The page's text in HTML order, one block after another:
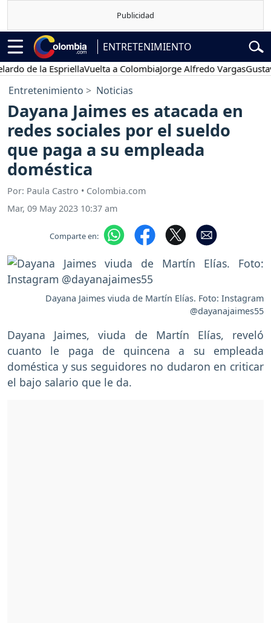
ENTRETENIMIENTO
la EspriellaVuelta a ColombiaJorge Alfredo VargasGustavo
Entretenimiento Noticias
Dayana Jaimes es atacada en
redes sociales por el sueldo
que paga a su empleada
doméstica
Por: Paula Castro • Colombia.com
Mar, 09 May 2023 10:37 am
Comparte en:
Dayana Jaimes viuda de Martín Elías. Foto: Instagram
@dayanajaimes55
Dayana Jaimes, viuda de Martín Elías, reveló
cuanto le paga de quincena a su empleada
doméstica y sus seguidores no dudaron en criticar
el bajo salario que le da.